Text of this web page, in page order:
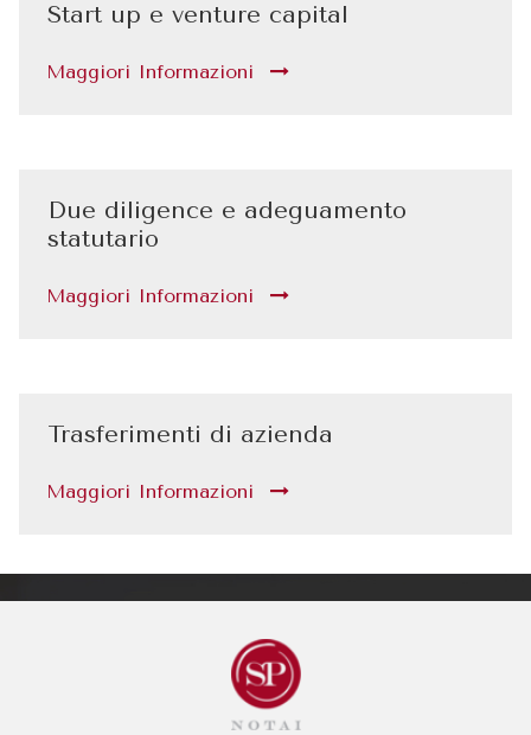
Start up e venture capital
Maggiori Informazioni
Due diligence e adeguamento
statutario
Maggiori Informazioni
Trasferimenti di azienda
Maggiori Informazioni